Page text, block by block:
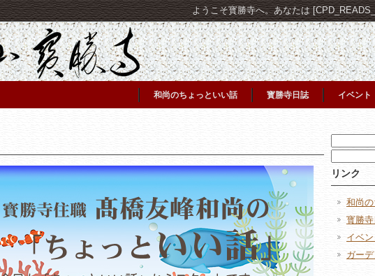
ようこそ寳勝寺へ。あなたは
和尚のちょっといい話 寳勝寺日誌 イベント
索:
索:
リンク
和尚
寳勝
イベン
ガー